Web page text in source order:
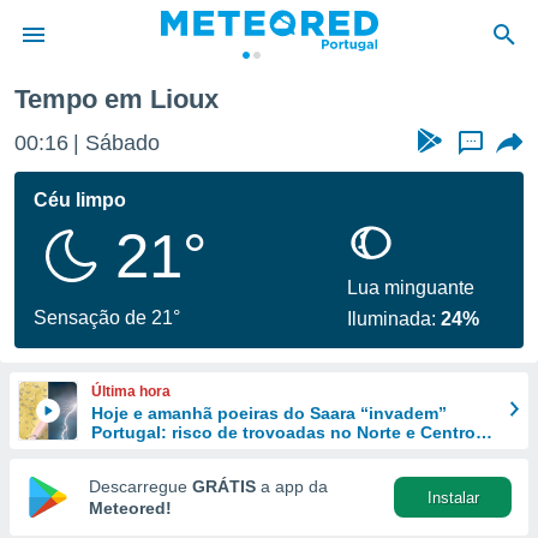
da
foi
fornecidas
a este
das
e
forma
digital
Tempo em Lioux
00:16 Sábado ...
Céu limpo
21°
Sensação de 21°
Lua minguante
Iluminada:24%
Última hora
Hoje e amanhã poeiras do Saara “invadem”
Portugal: risco de trovoadas no Norte e Centro
Descarregue GRÁTIS a app da
Meteored!
Instalar